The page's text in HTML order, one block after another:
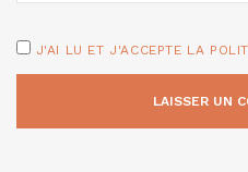
J'AI LU ET J'ACCEPTE LA